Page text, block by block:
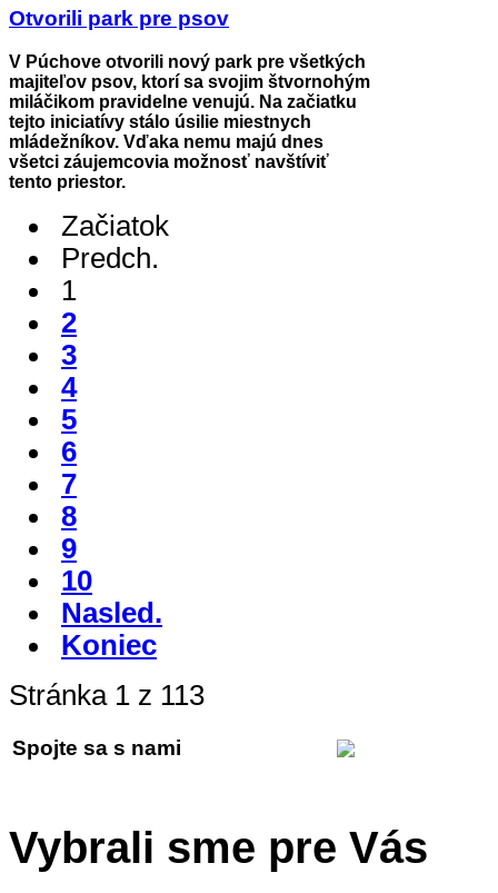
Otvorili park pre psov
V Púchove otvorili nový park pre všetkých
majiteľov psov, ktorí sa svojim štvornohým
miláčikom pravidelne venujú. Na začiatku
tejto iniciatívy stálo úsilie miestnych
mládežníkov. Vďaka nemu majú dnes
všetci záujemcovia možnosť navštíviť
tento priestor.
Začiatok
Predch.
1
2
3
4
5
6
7
8
9
10
Nasled.
Koniec
Stránka 1 z 113
Spojte sa s nami
Vybrali sme pre Vás